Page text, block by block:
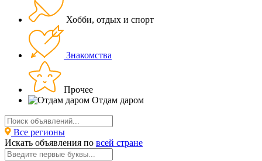
Хобби, отдых и спорт
Знакомства
Прочее
Отдам даром
Все регионы
Искать объявления по всей стране